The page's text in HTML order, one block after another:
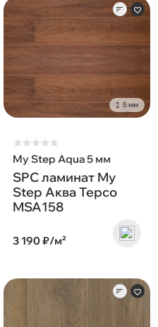
5 мм
★★★★★
My Step Aqua 5 мм
SPC ламинат My
Step Аква Терсо
MSA158
3 190 ₽/м²